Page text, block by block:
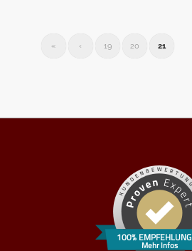
« ‹ 19 20 21
100%
Mehr Infos